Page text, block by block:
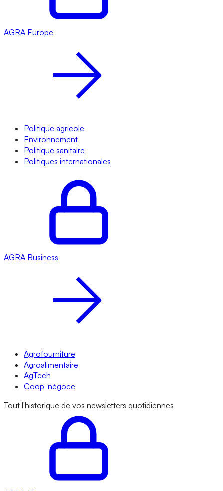
AGRA Europe
Politique agricole
Environnement
Politique sanitaire
Politiques internationales
AGRA Business
Agrofourniture
Agroalimentaire
AgTech
Coop-négoce
Tout l'historique de vos newsletters quotidiennes